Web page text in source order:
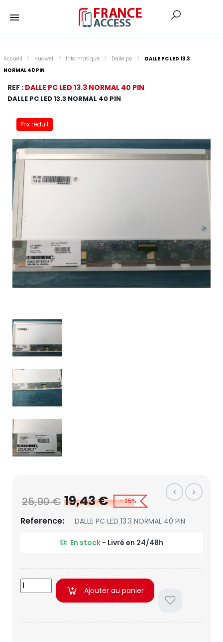
Accueil Huawei Informatique Dalle pc
DALLE PC LED 13.3
NORMAL 40 PIN
REF : DALLE PC LED 13.3 NORMAL 40 PIN
DALLE PC LED 13.3 NORMAL 40 PIN
Prix réduit
25,90 € 19,43 € - 25%
Reference: DALLE PC LED 13.3 NORMAL 40 PIN
En stock - Livré en 24/48h
Ajouter au panier